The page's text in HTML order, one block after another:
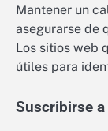
Mantener un
asegurarse de
Los sitios web
útiles para
Suscribirse